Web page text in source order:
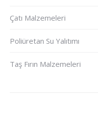
Çatı Malzemeleri
Poliüretan Su Yalıtımı
Taş Fırın Malzemeleri